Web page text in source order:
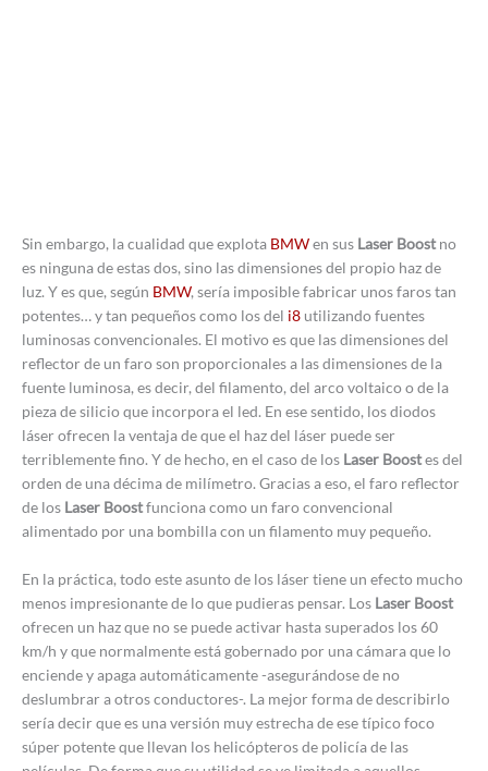
Sin embargo, la cualidad que explota BMWen sus Laser Boostno
es ninguna de estas dos, sino las dimensiones del propio haz de
luz. Y es que, según BMW, sería imposible fabricar unos faros tan
potentes… y tan pequeños como los del i8 utilizando fuentes
luminosas convencionales. El motivo es que las dimensiones del
reflector de un faro son proporcionales a las dimensiones de la
fuente luminosa, es decir, del filamento, del arco voltaico o de la
pieza de silicio que incorpora el led. En ese sentido, los diodos
láser ofrecen la ventaja de que el haz del láser puede ser
terriblemente fino. Y de hecho, en el caso de los Laser Boostes del
orden de una décima de milímetro. Gracias a eso, el faro reflector
de los Laser Boostfunciona como un faro convencional
alimentado por una bombilla con un filamento muy pequeño.
En la práctica, todo este asunto de los láser tiene un efecto mucho
menos impresionante de lo que pudieras pensar. Los Laser Boost
ofrecen un haz que no se puede activar hasta superados los 60
km/h y que normalmente está gobernado por una cámara que lo
enciende y apaga automáticamente -asegurándose de no
deslumbrar a otros conductores-. La mejor forma de describirlo
sería decir que es una versión muy estrecha de ese típico foco
súper potente que llevan los helicópteros de policía de las